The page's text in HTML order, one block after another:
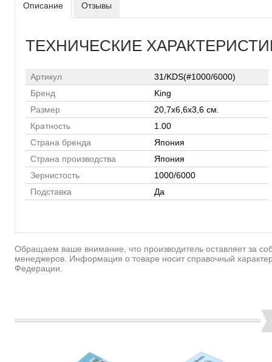
Описание Отзывы
ТЕХНИЧЕСКИЕ
Артикул
31/KDS(#1000/6000)
Бренд
King
Размер
20,7х6,6х3,6 см.
Кратность
1.00
Страна бренда
Япония
Страна производства
Япония
Зернистость
1000/6000
Подставка
Да
Обращаем ваше внимание, что производитель оставляет за
менеджеров. Информация о товаре носит справочный
Федерации.